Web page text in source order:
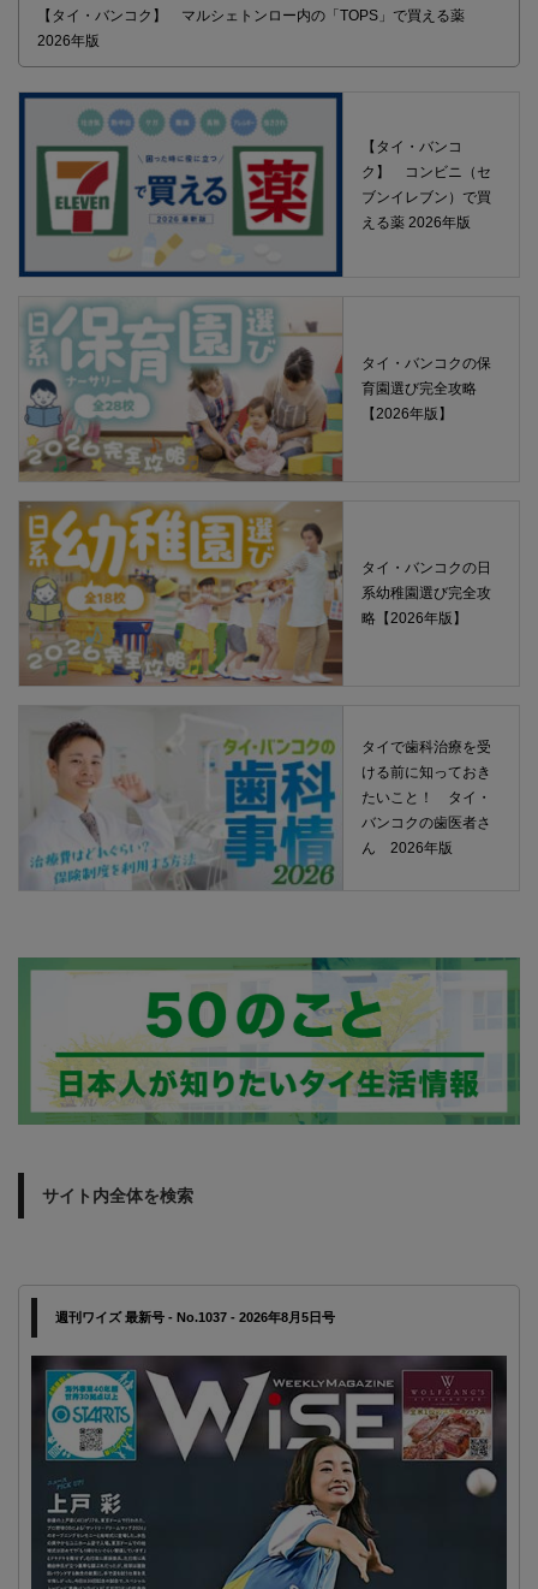
【タイ・バンコク】 マルシェトンロー内の「TOPS」で買える薬
2026年版
【タイ・バンコ
ク】 コンビニ（セ
ブンイレブン）で買
える薬 2026年版
タイ・バンコクの保
育園選び完全攻略
【2026年版】
タイ・バンコクの日
系幼稚園選び完全攻
略【2026年版】
タイで歯科治療を受
ける前に知っておき
たいこと！ タイ・
バンコクの歯医者さ
ん 2026年版
サイト内全体を検索
週刊ワイズ 最新号 - No.1037 - 2026年8月5日号